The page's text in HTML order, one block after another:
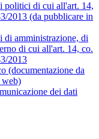
politici di cui all'art. 14,
2013 (da pubblicare in
amministrazione, di
di cui all'art. 14, co.
2013
(documentazione da
web)
dei dati